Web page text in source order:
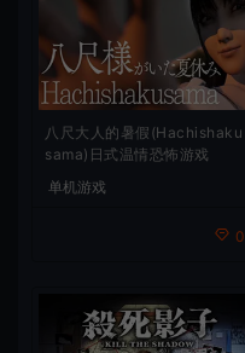
八尺大人的暑假(Hachishaku
sama)日式温情恐怖游戏
单机游戏
0